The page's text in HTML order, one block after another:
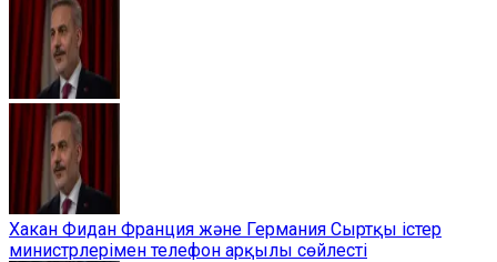
Хакан Фидан Франция және Германия Сыртқы істер
министрлерімен телефон арқылы сөйлесті